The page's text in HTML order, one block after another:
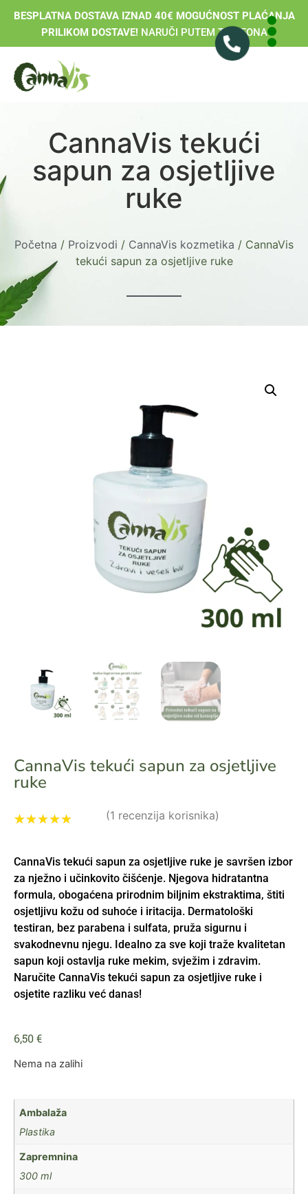
BESPLATNA DOSTAVA IZNAD 40€ MOGUĆNOST PLAĆANJA
PRILIKOM DOSTAVE!NARUČI PUTEM TELEFONA
CannaVis tekući
sapun za osjetljive
ruke
Početna / Proizvodi / CannaVis kozmetika / CannaVis
tekući sapun za osjetljive ruke
CannaVis tekući sapun za osjetljive
ruke
od ukupno 5
(korisnika)
(1 recenzija korisnika)
CannaVis tekući sapun za osjetljive ruke je savršen izbor
za nježno i učinkovito čišćenje. Njegova hidratantna
formula, obogaćena prirodnim biljnim ekstraktima, štiti
osjetljivu kožu od suhoće i iritacija. Dermatološki
testiran, bez parabena i sulfata, pruža sigurnu i
svakodnevnu njegu. Idealno za sve koji traže kvalitetan
sapun koji ostavlja ruke mekim, svježim i zdravim.
Naručite CannaVis tekući sapun za osjetljive ruke i
osjetite razliku već danas!
6,50€
Nema na zalihi
Ambalaža
Plastika
Zapremnina
300 ml